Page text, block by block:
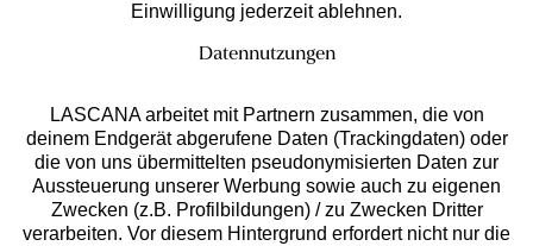
Services
Beratung
Einwilligung jederzeit ablehnen.
Datennutzungen
LASCANA arbeitet mit Partnern zusammen, die von
deinem Endgerät abgerufene Daten (Trackingdaten) oder
die von uns übermittelten pseudonymisierten Daten zur
Aussteuerung unserer Werbung sowie auch zu eigenen
Zwecken (z.B. Profilbildungen) / zu Zwecken Dritter
verarbeiten. Vor diesem Hintergrund erfordert nicht nur die